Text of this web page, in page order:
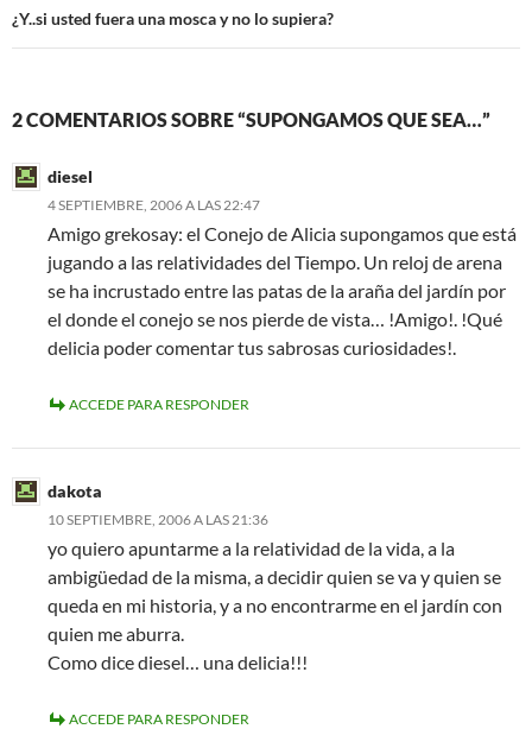
¿Y..si usted fuera una mosca y no lo supiera?
2 COMENTARIOS SOBRE “SUPONGAMOS QUE SEA…”
diesel
4 SEPTIEMBRE, 2006 A LAS 22:47
Amigo grekosay: el Conejo de Alicia supongamos que está
jugando a las relatividades del Tiempo. Un reloj de arena
se ha incrustado entre las patas de la araña del jardín por
el donde el conejo se nos pierde de vista… !Amigo!. !Qué
delicia poder comentar tus sabrosas curiosidades!.
ACCEDE PARA RESPONDER
dakota
10 SEPTIEMBRE, 2006 A LAS 21:36
yo quiero apuntarme a la relatividad de la vida, a la
ambigüedad de la misma, a decidir quien se va y quien se
queda en mi historia, y a no encontrarme en el jardín con
quien me aburra.
Como dice diesel… una delicia!!!
ACCEDE PARA RESPONDER